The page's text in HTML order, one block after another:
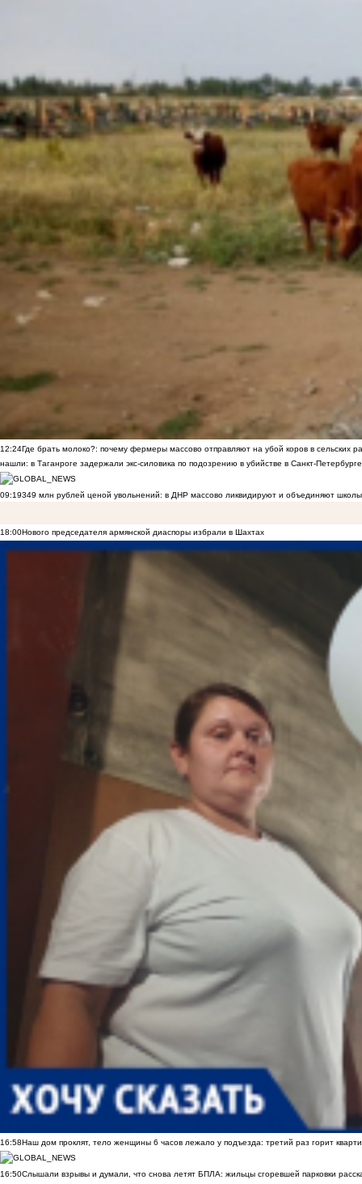
12:24Где брать молоко?: почему фермеры массово отправляют на убой коров в сельских
нашли: в Таганроге задержали экс-силовика по подозрению в убийстве в Санкт-Петербурге
09:19349 млн рублей ценой увольнений: в ДНР массово ликвидируют и объединяют
18:00Нового председателя армянской диаспоры избрали в Шахтах
16:58Наш дом проклят, тело женщины 6 часов лежало у подъезда: третий раз горит
16:50Слышали взрывы и думали, что снова летят БПЛА: жильцы сгоревшей парковки